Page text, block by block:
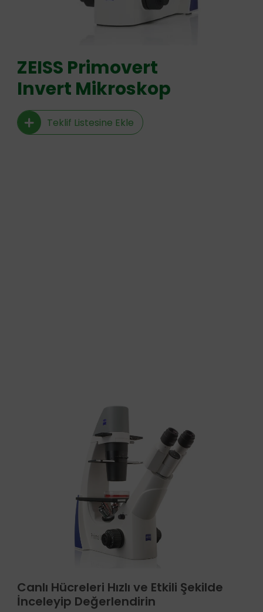
ZEISS Primovert
Invert Mikroskop
Teklif Listesine Ekle
Canlı Hücreleri Hızlı ve Etkili Şekilde
İnceleyip Değerlendirin